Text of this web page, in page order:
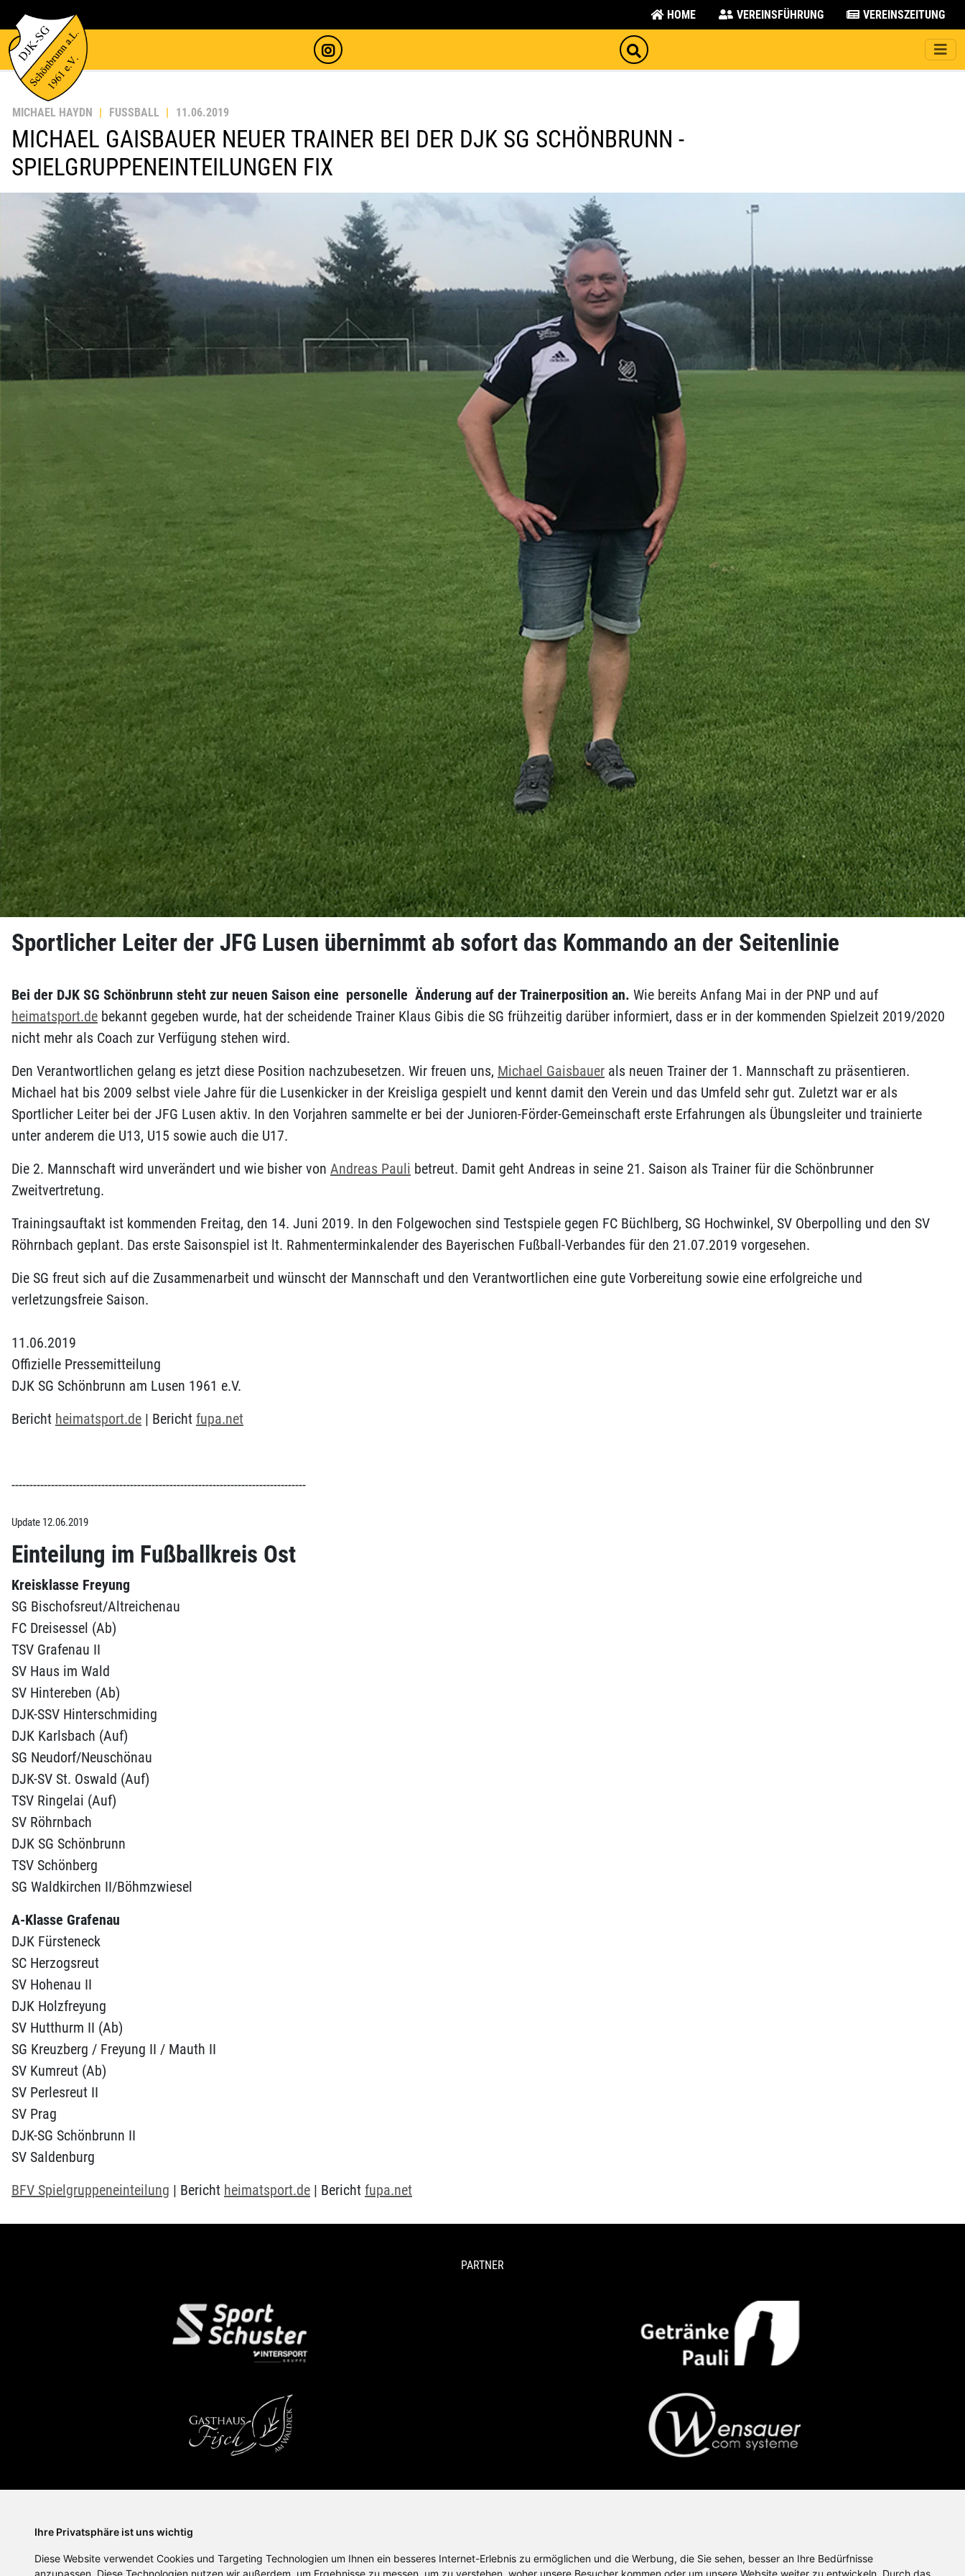
Ihre Privatsphäre ist uns wichtig
Diese Website verwendet Cookies und Targeting Technologien um Ihnen ein besseres Internet-Erlebnis zu ermöglichen und die Werbung, die Sie sehen, besser an Ihre Bedürfnisse
anzupassen. Diese Technologien nutzen wir außerdem, um Ergebnisse zu messen, um zu verstehen, woher unsere Besucher kommen oder um unsere Website weiter zu entwickeln. Durch das
HOME VEREINSFÜHRUNG VEREINSZEITUNG
MICHAEL HAYDN FUSSBALL 11.06.2019
MICHAEL GAISBAUER NEUER TRAINER BEI DER DJK SG SCHÖNBRUNN -
SPIELGRUPPENEINTEILUNGEN FIX
Sportlicher Leiter der JFG Lusen übernimmt ab sofort das Kommando an der Seitenlinie
Bei der DJK SG Schönbrunn steht zur neuen Saison eine personelle Änderung auf der Trainerposition an. Wie bereits Anfang Mai in der PNP und auf
heimatsport.de bekannt gegeben wurde, hat der scheidende Trainer Klaus Gibis die SG frühzeitig darüber informiert, dass er in der kommenden Spielzeit 2019/2020
nicht mehr als Coach zur Verfügung stehen wird.
Den Verantwortlichen gelang es jetzt diese Position nachzubesetzen. Wir freuen uns, Michael Gaisbauer als neuen Trainer der 1. Mannschaft zu präsentieren.
Michael hat bis 2009 selbst viele Jahre für die Lusenkicker in der Kreisliga gespielt und kennt damit den Verein und das Umfeld sehr gut. Zuletzt war er als
Sportlicher Leiter bei der JFG Lusen aktiv. In den Vorjahren sammelte er bei der Junioren-Förder-Gemeinschaft erste Erfahrungen als Übungsleiter und trainierte
unter anderem die U13, U15 sowie auch die U17.
Die 2. Mannschaft wird unverändert und wie bisher von Andreas Pauli betreut. Damit geht Andreas in seine 21. Saison als Trainer für die Schönbrunner
Zweitvertretung.
Trainingsauftakt ist kommenden Freitag, den 14. Juni 2019. In den Folgewochen sind Testspiele gegen FC Büchlberg, SG Hochwinkel, SV Oberpolling und den SV
Röhrnbach geplant. Das erste Saisonspiel ist lt. Rahmenterminkalender des Bayerischen Fußball-Verbandes für den 21.07.2019 vorgesehen.
Die SG freut sich auf die Zusammenarbeit und wünscht der Mannschaft und den Verantwortlichen eine gute Vorbereitung sowie eine erfolgreiche und
verletzungsfreie Saison.
11.06.2019
Offizielle Pressemitteilung
DJK SG Schönbrunn am Lusen 1961 e.V.
Bericht heimatsport.de | Bericht fupa.net
----------------------------------------------------------------------------------
Update 12.06.2019
Einteilung im Fußballkreis Ost
Kreisklasse Freyung
SG Bischofsreut/Altreichenau
FC Dreisessel (Ab)
TSV Grafenau II
SV Haus im Wald
SV Hintereben (Ab)
DJK-SSV Hinterschmiding
DJK Karlsbach (Auf)
SG Neudorf/Neuschönau
DJK-SV St. Oswald (Auf)
TSV Ringelai (Auf)
SV Röhrnbach
DJK SG Schönbrunn
TSV Schönberg
SG Waldkirchen II/Böhmzwiesel
A-Klasse Grafenau
DJK Fürsteneck
SC Herzogsreut
SV Hohenau II
DJK Holzfreyung
SV Hutthurm II (Ab)
SG Kreuzberg / Freyung II / Mauth II
SV Kumreut (Ab)
SV Perlesreut II
SV Prag
DJK-SG Schönbrunn II
SV Saldenburg
BFV Spielgruppeneinteilung | Bericht heimatsport.de | Bericht fupa.net
PARTNER